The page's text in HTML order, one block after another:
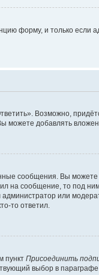
форму, и только если
Возможно,
можете добавлять
сообщения. Вы
на сообщение, то под
или
то ответил.
пунктПрисоединить
выбор в